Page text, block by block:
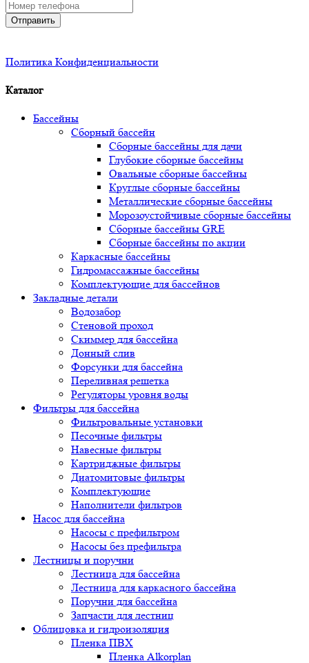
Отправить
Политика Конфиденциальности
Каталог
Бассейны
Сборный бассейн
Сборные бассейны для дачи
Глубокие сборные бассейны
Овальные сборные бассейны
Круглые сборные бассейны
Металлические сборные бассейны
Морозоустойчивые сборные бассейны
Сборные бассейны GRE
Сборные бассейны по акции
Каркасные бассейны
Гидромассажные бассейны
Комплектующие для бассейнов
Закладные детали
Водозабор
Стеновой проход
Скиммер для бассейна
Донный слив
Форсунки для бассейна
Переливная решетка
Регуляторы уровня воды
Фильтры для бассейна
Фильтровальные установки
Песочные фильтры
Навесные фильтры
Картриджные фильтры
Диатомитовые фильтры
Комплектующие
Наполнители фильтров
Насос для бассейна
Насосы с префильтром
Насосы без префильтра
Лестницы и поручни
Лестница для бассейна
Лестница для каркасного бассейна
Поручни для бассейна
Запчасти для лестниц
Облицовка и гидроизоляция
Пленка ПВХ
Пленка Alkorplan